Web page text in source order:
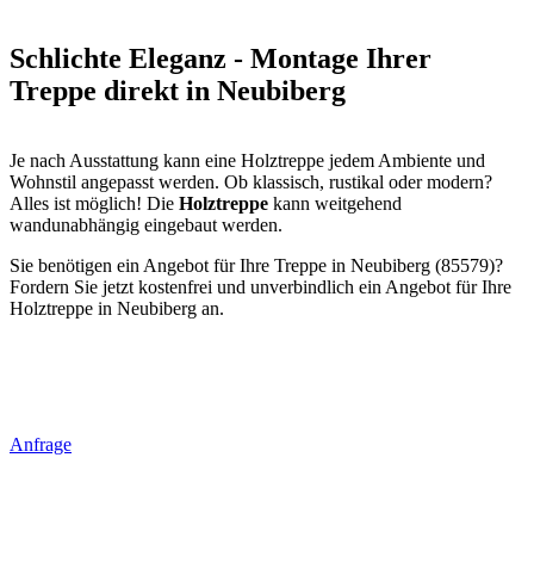
Schlichte Eleganz - Montage Ihrer
Treppe direkt in Neubiberg
Je nach Ausstattung kann eine Holztreppe jedem Ambiente und
Wohnstil angepasst werden. Ob klassisch, rustikal oder modern?
Alles ist möglich! Die Holztreppe kann weitgehend
wandunabhängig eingebaut werden.
Sie benötigen ein Angebot für Ihre Treppe in Neubiberg (85579)?
Fordern Sie jetzt kostenfrei und unverbindlich ein Angebot für Ihre
Holztreppe in Neubiberg an.
Anfrage